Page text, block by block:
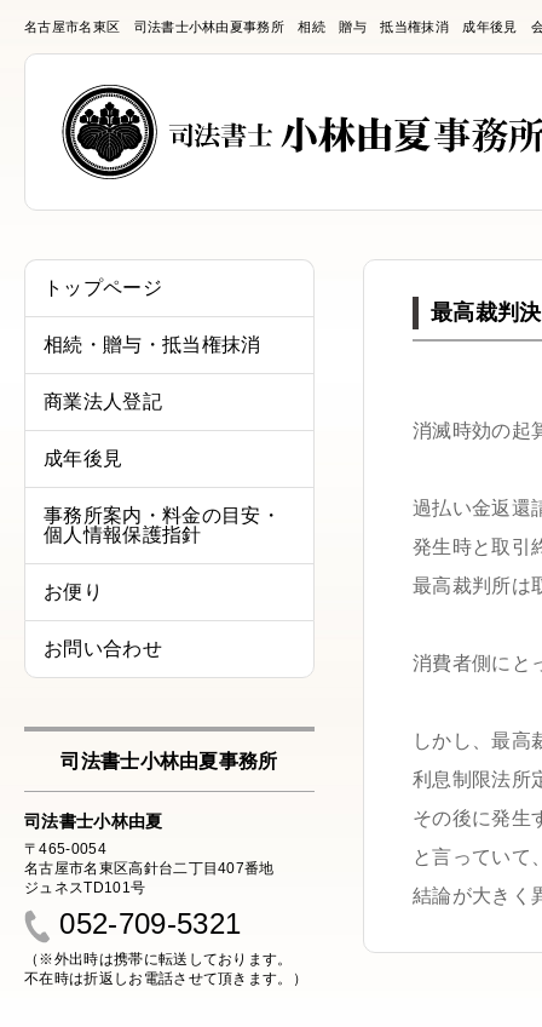
名古屋市名東区 司法書士小林由夏事務所 相続 贈与 抵当権抹消 成年後見
トップページ
相続・贈与・抵当権抹消
商業法人登記
成年後見
事務所案内・料金の目安・
個人情報保護指針
お便り
お問い合わせ
司法書士小林由夏事務所
司法書士小林由夏
〒465-0054
名古屋市名東区高針台二丁目407番地
ジュネスTD101号
052-709-5321
（※外出時は携帯に転送しております。
不在時は折返しお電話させて頂きます。）
最高裁判決
消滅時効の起
過払い金返還
発生時と取引
最高裁判所は
消費者側にと
しかし、最高
利息制限法所
その後に発生
と言っていて
結論が大きく